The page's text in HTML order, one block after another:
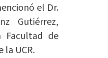
el Dr.
Gutiérrez,
Facultad de
UCR.